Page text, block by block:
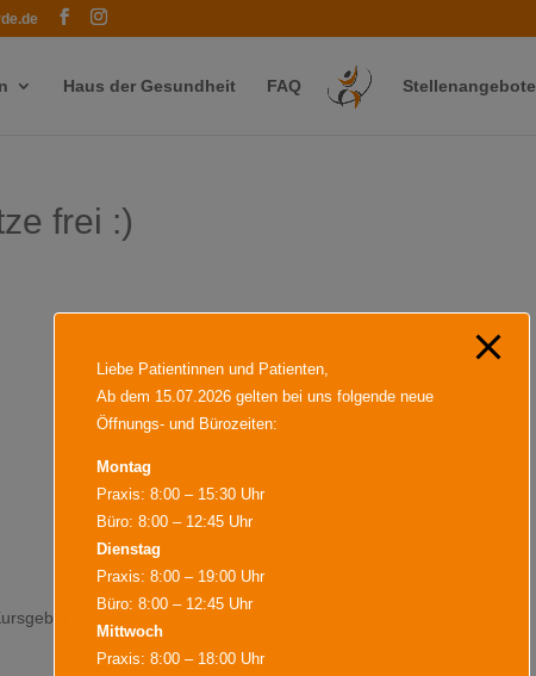
Haus der Gesundheit FAQ Stellenangebote
frei :)
Wir beraten dich gern.
Liebe Patientinnen und Patienten,
Ab dem 15.07.2026 gelten bei uns folgende neue
Öffnungs- und Bürozeiten:
Montag
Praxis: 8:00 – 15:30 Uhr
Büro: 8:00 – 12:45 Uhr
Dienstag
Praxis: 8:00 – 19:00 Uhr
Büro: 8:00 – 12:45 Uhr
Mittwoch
Praxis: 8:00 – 18:00 Uhr